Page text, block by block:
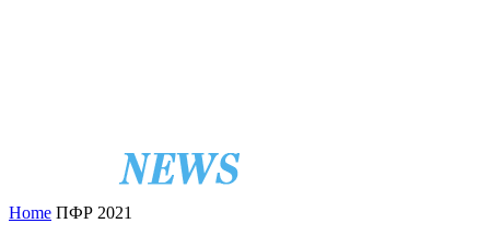
Home ПФР 2021